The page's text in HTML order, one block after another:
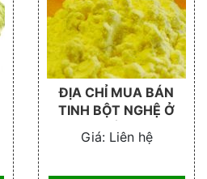
ĐỊA CHỈ MUA BÁN
TINH BỘT NGHỆ Ở
ĐÂU
Giá:Liên hệ